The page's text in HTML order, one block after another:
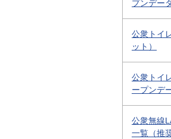
プンデー
公衆トイ
ット）
公衆トイ
ープンデ
公衆無線
一覧（推